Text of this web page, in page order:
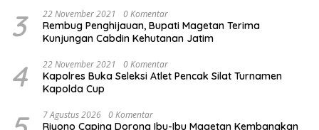
3 22 November 2021 0 Komentar
Rembug Penghijauan, Bupati Magetan Terima
Kunjungan Cabdin Kehutanan Jatim
4 22 November 2021 0 Komentar
Kapolres Buka Seleksi Atlet Pencak Silat Turnamen
Kapolda Cup
7 Agustus 2026 0 Komentar
Riyono Caping Dorong Ibu-Ibu Magetan Kembangkan